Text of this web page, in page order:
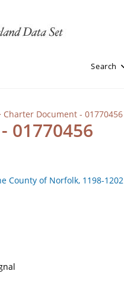
Search
Charter Document - 01770456
01770456
County of Norfolk, 1198-1202